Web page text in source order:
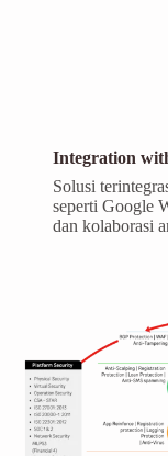
Integration
Solusi
seperti Google
dan kolaborasi